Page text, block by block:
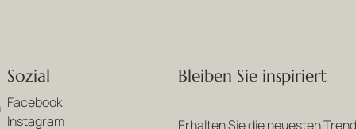
Sozial
Facebook
Instagram
Bleiben Sie inspiriert
Erhalten Sie die neuesten